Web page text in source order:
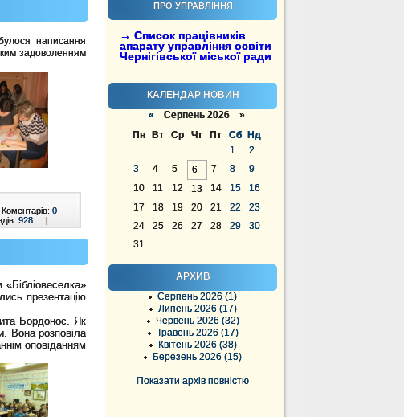
ПРО УПРАВЛІННЯ
→ Список працівників
апарату управління освіти
Чернігівської міської ради
КАЛЕНДАР НОВИН
« Серпень 2026 »
Пн
Вт Ср Чт Пт Сб
Нд
1
2
3
4 5 6 7 8
9
10
11 12 13 14 15
16
17
18 19 20 21 22
23
24
25 26 27 28 29
30
31
АРХИВ
Серпень 2026 (1)
Липень 2026 (17)
Червень 2026 (32)
Травень 2026 (17)
Квітень 2026 (38)
Березень 2026 (15)
Показати архів повністю
написання
задоволенням
Коментарів: 0
928 |
презентацію
Бордонос. Як
Вона розповіла
оповіданням